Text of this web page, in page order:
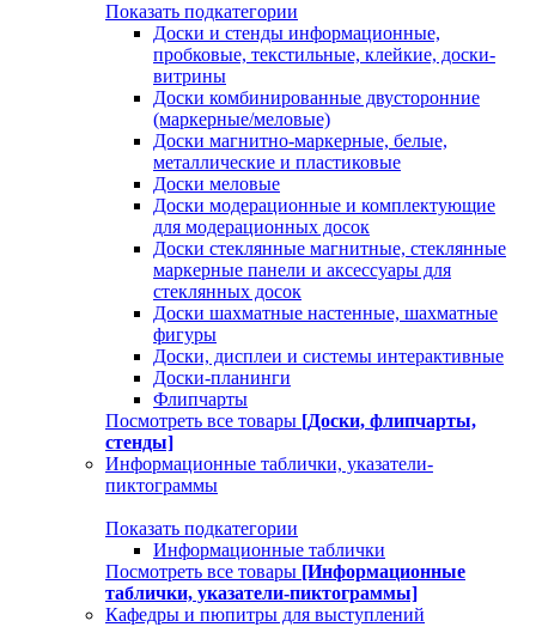
Показать подкатегории
Доски и стенды информационные,
пробковые, текстильные, клейкие, доски-
витрины
Доски комбинированные двусторонние
(маркерные/меловые)
Доски магнитно-маркерные, белые,
металлические и пластиковые
Доски меловые
Доски модерационные и комплектующие
для модерационных досок
Доски стеклянные магнитные, стеклянные
маркерные панели и аксессуары для
стеклянных досок
Доски шахматные настенные, шахматные
фигуры
Доски, дисплеи и системы интерактивные
Доски-планинги
Флипчарты
Посмотреть все товары [Доски, флипчарты,
стенды]
Информационные таблички, указатели-
пиктограммы
Показать подкатегории
Информационные таблички
Посмотреть все товары [Информационные
таблички, указатели-пиктограммы]
Кафедры и пюпитры для выступлений